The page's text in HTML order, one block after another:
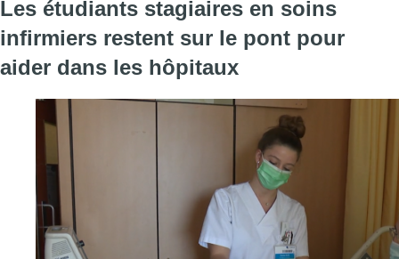
Les étudiants stagiaires en soins
infirmiers restent sur le pont pour
aider dans les hôpitaux